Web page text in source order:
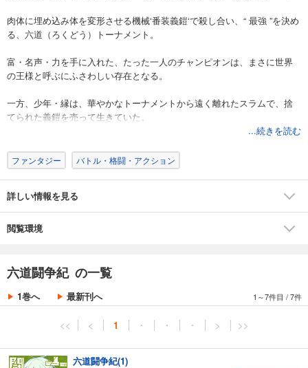
肉体に埋め込み体を変形させる機械‘番装義鎧‘で殺し合い、“ 最強 ”を決め
る、六道（ろくどう）トーナメント。
富・名声・力を手に入れた、たった一人のチャンピオンは、まさに世界
の王様と呼ぶにふさわしい存在となる。
一方、少年・縁は、華やかなトーナメントから遠く離れたスラムで、捨
てられた義鎧を売って生きていた。
”最底辺“の少年が、" 世界の中心 "を目指して！。
新装版描きおろしおまけ漫画付！。
最凶決定下剋上バトルアクション、ここに開幕！
※本作品は、2023/5/31まで発売されていた講談社刊『六道闘争紀』の再
編集版となります。
ジ】
...続きを読む
ファンタジー バトル・格闘・アクション
詳しい情報を見る
閲覧環境
六道闘争紀 の一覧
1巻へ 最新刊へ 1～7件目 /7件
<< < 1 ・ ・ ・ > >>
六道闘争紀(1)